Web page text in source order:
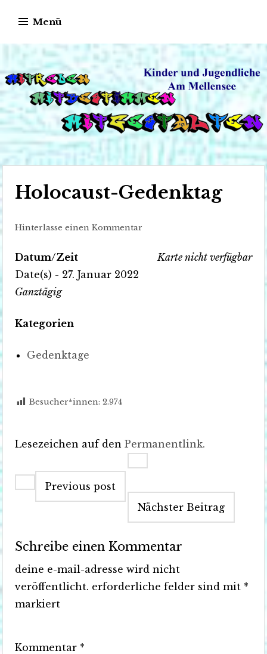
zum
Inhalt
Menü
Kinder und
Jugendliche aus Am
Mellensee
MITREDEN – MITGESTALTEN –
Holocaust-Gedenktag
Hinterlasse einen Kommentar
Karte nicht verfügbar
Datum/Zeit
Date(s) - 27. Januar 2022
Ganztägig
Kategorien
Gedenktage
Besucher*innen: 2.974
Lesezeichen auf denPermanentlink.
Artikel-
Navigation
Previous post
Nächster Beitrag
Schreibe einen Kommentar
deine e-mail-adresse wird nicht
veröffentlicht. erforderliche felder sind mit *
markiert
Kommentar *